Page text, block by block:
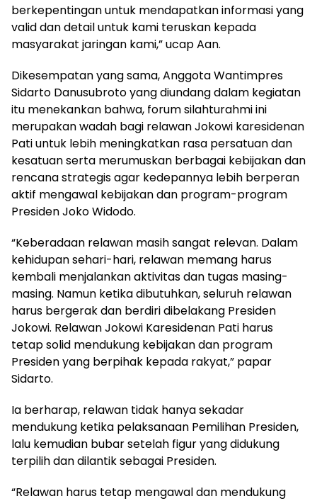
berkepentingan untuk mendapatkan informasi yang
valid dan detail untuk kami teruskan kepada
masyarakat jaringan kami,” ucap Aan.
Dikesempatan yang sama, Anggota Wantimpres
Sidarto Danusubroto yang diundang dalam kegiatan
itu menekankan bahwa, forum silahturahmi ini
merupakan wadah bagi relawan Jokowi karesidenan
Pati untuk lebih meningkatkan rasa persatuan dan
kesatuan serta merumuskan berbagai kebijakan dan
rencana strategis agar kedepannya lebih berperan
aktif mengawal kebijakan dan program-program
Presiden Joko Widodo.
“Keberadaan relawan masih sangat relevan. Dalam
kehidupan sehari-hari, relawan memang harus
kembali menjalankan aktivitas dan tugas masing-
masing. Namun ketika dibutuhkan, seluruh relawan
harus bergerak dan berdiri dibelakang Presiden
Jokowi. Relawan Jokowi Karesidenan Pati harus
tetap solid mendukung kebijakan dan program
Presiden yang berpihak kepada rakyat,” papar
Sidarto.
Ia berharap, relawan tidak hanya sekadar
mendukung ketika pelaksanaan Pemilihan Presiden,
lalu kemudian bubar setelah figur yang didukung
terpilih dan dilantik sebagai Presiden.
“Relawan harus tetap mengawal dan mendukung